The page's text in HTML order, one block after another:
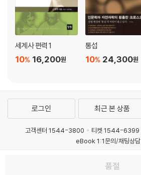
세계사 편력 1
10% 16,200원
통섭
10% 24,300원
품절
로그인 최근 본 상품
고객센터 1544-3800 티켓 1544-6399
eBook 1:1문의/채팅상담
개인정보처리방침